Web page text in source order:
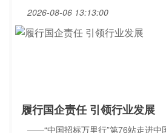
2026-08-06 13:13:00
履行国企责任 引领行业发展
——“中国招标万里行”第76站走进中